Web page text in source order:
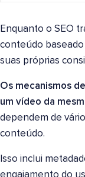
Enquanto o SEO
conteúdo
suas próprias
Os mecanismos
um vídeo da
dependem de
conteúdo.
Isso inclui
engajamento do